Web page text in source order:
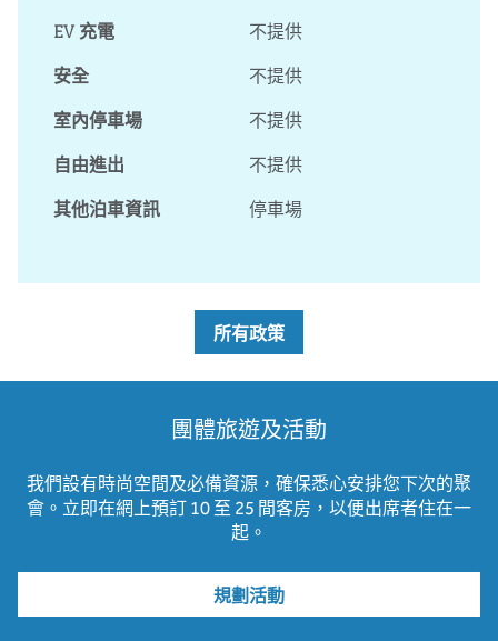
EV 充電
不提供
安全
不提供
室內停車場
不提供
自由進出
不提供
其他泊車資訊
停車場
所有政策
團體旅遊及活動
我們設有時尚空間及必備資源，確保悉心安排您下次的聚
會。立即在網上預訂 10 至 25 間客房，以便出席者住在一
起。
規劃活動